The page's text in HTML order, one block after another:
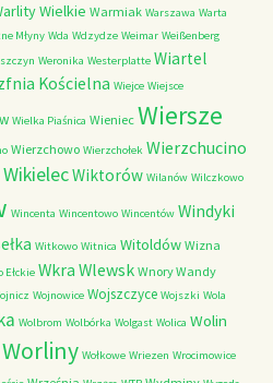
Wielkie Warmiak Warszawa Warta
Młyny Wda Wdzydze Weimar Weißenberg
Weronika Westerplatte Wiartel
Kościelna Wiejce Wiejsce
Wielka Piaśnica Wieniec Wiersze
Wierzchowo Wierzchołek Wierzchucino
WikielecWiktorów Wilanów Wilczkowo
Wincenta Wincentowo Wincentów Windyki
Witkowo Witnica Witoldów Wizna
Ełckie Wkra Wlewsk Wnory Wandy
Wojnowice Wojszczyce Wojszki Wola
Wolbrom Wolbórka Wolgast Wolica Wolin
Worliny Wołkowe Wriezen Wrocimowice